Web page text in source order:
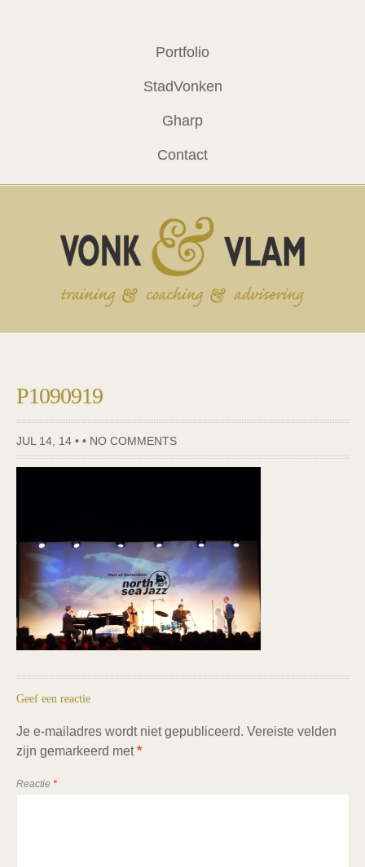
Portfolio
StadVonken
Gharp
Contact
P1090919
JUL 14, 14 • • NO COMMENTS
Geef een reactie
Je e-mailadres wordt niet gepubliceerd. Vereiste velden
zijn gemarkeerd met*
Reactie *